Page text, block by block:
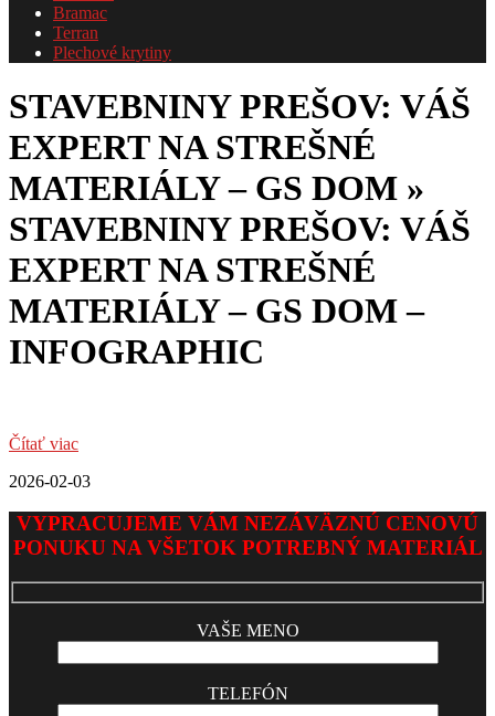
Bramac
Terran
Plechové krytiny
STAVEBNINY PREŠOV: VÁŠ
EXPERT NA STREŠNÉ
MATERIÁLY – GS DOM »
STAVEBNINY PREŠOV: VÁŠ
EXPERT NA STREŠNÉ
MATERIÁLY – GS DOM –
INFOGRAPHIC
Čítať viac
2026-02-03
VYPRACUJEME VÁM NEZÁVÄZNÚ CENOVÚ
PONUKU NA VŠETOK POTREBNÝ MATERIÁL
VAŠE MENO
TELEFÓN